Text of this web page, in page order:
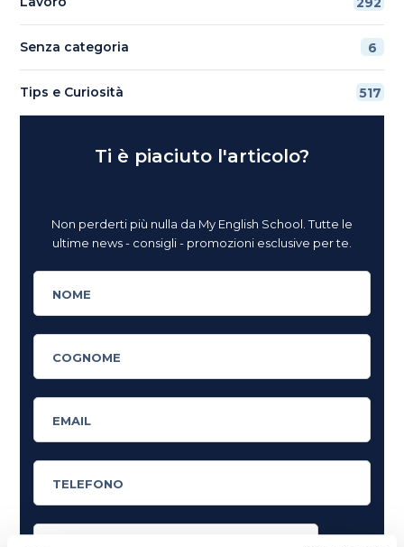
Senza categoria 6
Tips e Curiosità 517
Ti è piaciuto l'articolo?
Non perderti più nulla da My English School. Tutte le
ultime news - consigli - promozioni esclusive per te.